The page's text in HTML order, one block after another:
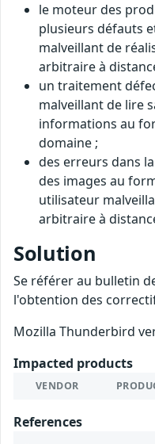
le moteur des
plusieurs défauts
malveillant de
arbitraire à
un traitement
malveillant de lire
informations au
domaine ;
des erreurs dans
des images au
utilisateur
arbitraire à
Solution
Se référer au bulletin
l'obtention des
Mozilla Thunderbird
Impacted products
VENDOR
References